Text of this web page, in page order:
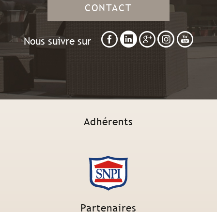
CONTACT
Nous suivre sur
Adhérents
Partenaires